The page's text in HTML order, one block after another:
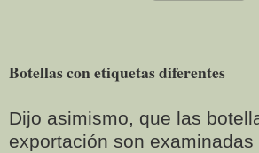
Botellas con etiquetas diferentes
Dijo asimismo, que las
exportación son